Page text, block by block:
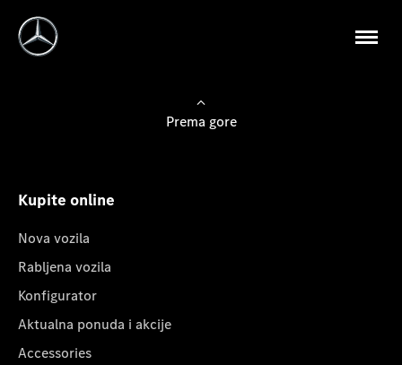
Prema gore
Kupite online
Nova vozila
Rabljena vozila
Konfigurator
Aktualna ponuda i akcije
Accessories